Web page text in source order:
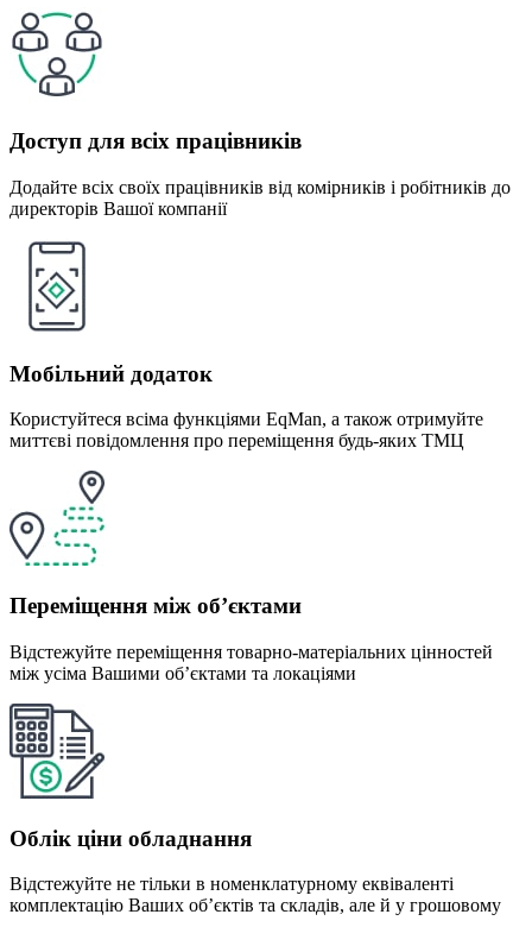
Доступ для всіх працівників
Додайте всіх своїх працівників від комірників і робітників до
директорів Вашої компанії
Мобільний додаток
Користуйтеся всіма функціями EqMan, а також отримуйте
миттєві повідомлення про переміщення будь-яких ТМЦ
Переміщення між об’єктами
Відстежуйте переміщення товарно-матеріальних цінностей
між усіма Вашими об’єктами та локаціями
Облік ціни обладнання
Відстежуйте не тільки в номенклатурному еквіваленті
комплектацію Ваших об’єктів та складів, але й у грошовому